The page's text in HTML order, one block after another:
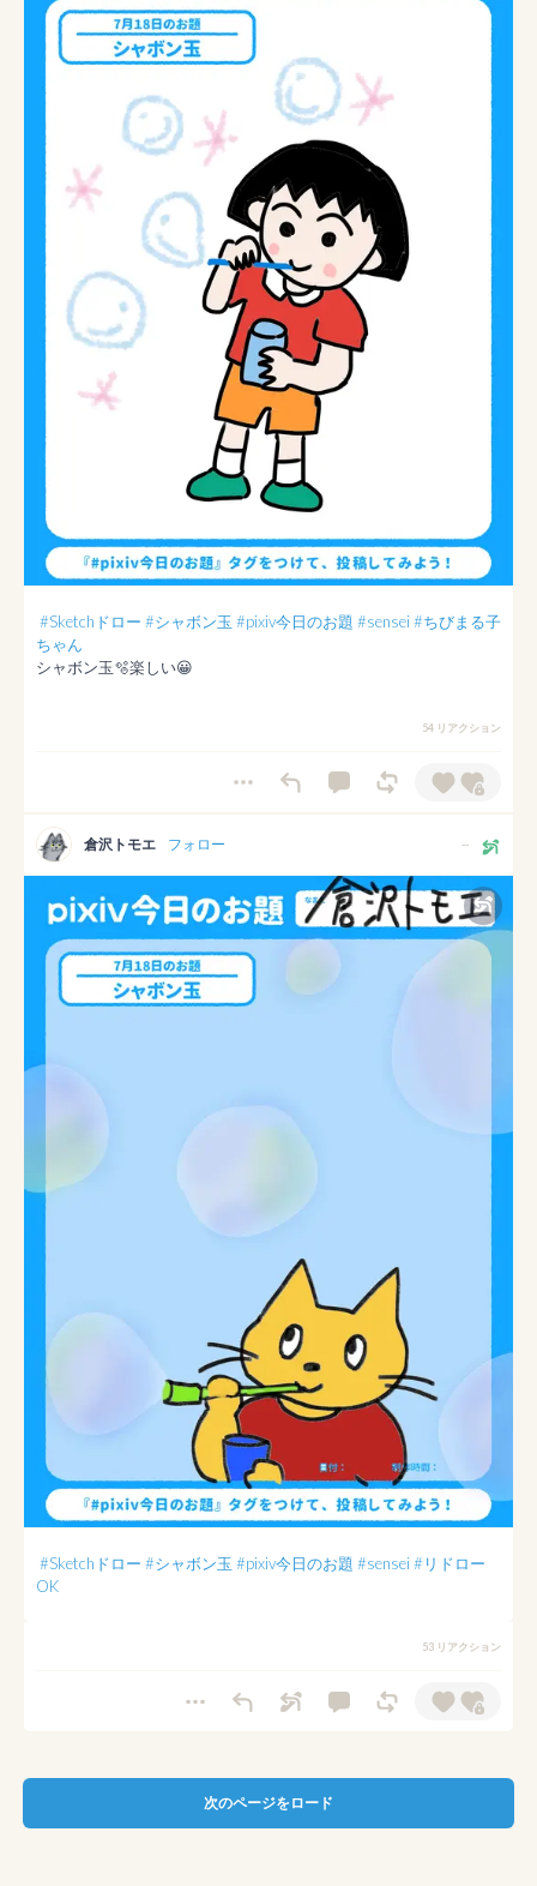
#Sketchドロー #シャボン玉 #pixiv今日のお題 #sensei #ちびまる子
ちゃん
54 リアクション
倉沢トモエ フォロー --
#Sketchドロー #シャボン玉 #pixiv今日のお題 #sensei #リドロー
OK
53 リアクション
次のページをロード